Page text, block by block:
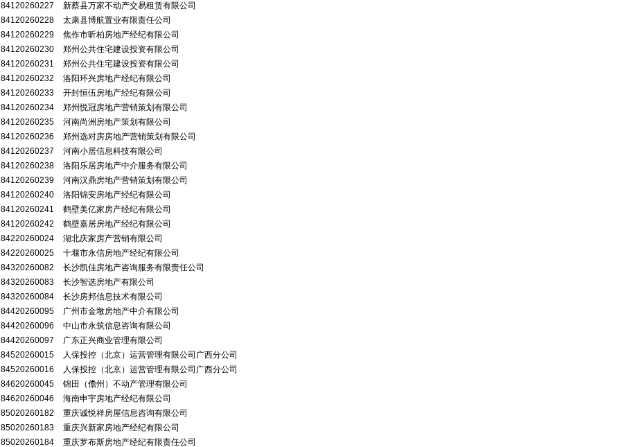
84120260227
新蔡县万家不动产交易租赁有限公司
84120260228
太康县博航置业有限责任公司
84120260229
焦作市昕柏房地产经纪有限公司
84120260230
郑州公共住宅建设投资有限公司
84120260231
郑州公共住宅建设投资有限公司
84120260232
洛阳环兴房地产经纪有限公司
84120260233
开封恒伍房地产经纪有限公司
84120260234
郑州悦冠房地产营销策划有限公司
84120260235
河南尚洲房地产策划有限公司
84120260236
郑州选对房房地产营销策划有限公司
84120260237
河南小居信息科技有限公司
84120260238
洛阳乐居房地产中介服务有限公司
84120260239
河南汉鼎房地产营销策划有限公司
84120260240
洛阳锦安房地产经纪有限公司
84120260241
鹤壁美亿家房产经纪有限公司
84120260242
鹤壁嘉居房地产经纪有限公司
84220260024
湖北庆家房产营销有限公司
84220260025
十堰市永信房地产经纪有限公司
84320260082
长沙凯佳房地产咨询服务有限责任公司
84320260083
长沙智选房地产有限公司
84320260084
长沙房邦信息技术有限公司
84420260095
广州市金墩房地产中介有限公司
84420260096
中山市永筑信息咨询有限公司
84420260097
广东正兴商业管理有限公司
84520260015
人保投控（北京）运营管理有限公司广西分公司
84520260016
人保投控（北京）运营管理有限公司广西分公司
84620260045
锦田（儋州）不动产管理有限公司
84620260046
海南申宇房地产经纪有限公司
85020260182
重庆诚悦祥房屋信息咨询有限公司
85020260183
重庆兴新家房地产经纪有限公司
85020260184
重庆罗布斯房地产经纪有限责任公司